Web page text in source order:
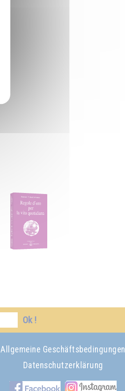
Ok !
Allgemeine Geschäftsbedingungen
Datenschutzerklärung